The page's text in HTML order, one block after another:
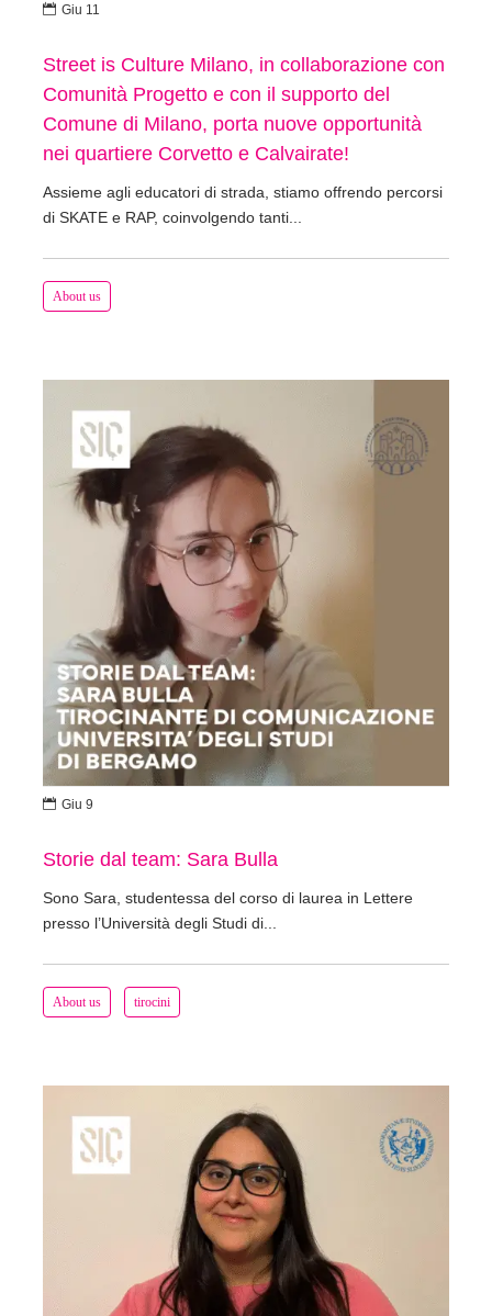
About us
Street is Culture Milano, in collaborazione con
Comunità Progetto e con il supporto del
Comune di Milano, porta nuove opportunità
nei quartiere Corvetto e Calvairate!
Assieme agli educatori di strada, stiamo offrendo percorsi
di SKATE e RAP, coinvolgendo tanti...
 Giu 11
About us tirocini
Storie dal team: Sara Bulla
Sono Sara, studentessa del corso di laurea in Lettere
presso l’Università degli Studi di...
 Giu 9